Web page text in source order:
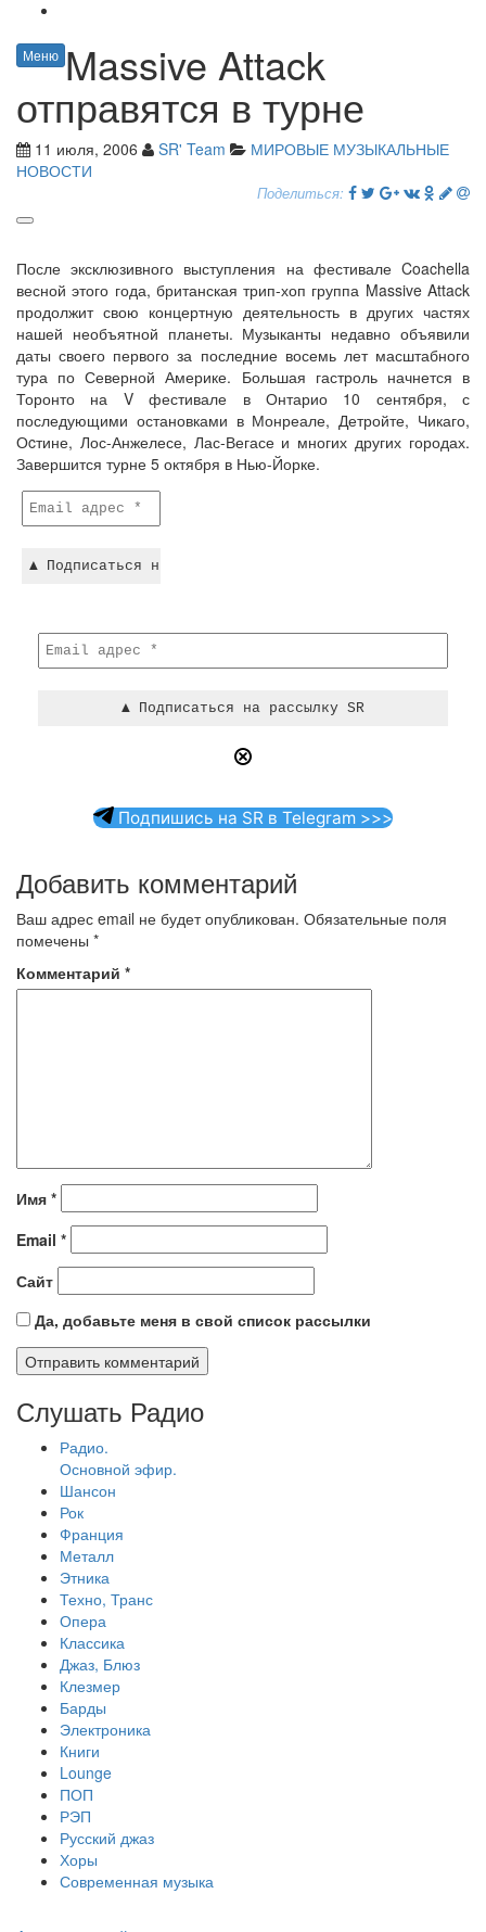
Меню Massive Attack
отправятся в турне
11 июля, 2006 SR' Team
МИРОВЫЕ МУЗЫКАЛЬНЫЕ
НОВОСТИ
Поделиться:
После эксклюзивного выступления на фестивале Coachella
весной этого года, британская трип-хоп группа Massive Attack
продолжит свою концертную деятельность в других частях
нашей необъятной планеты. Музыканты недавно объявили
даты своего первого за последние восемь лет масштабного
тура по Северной Америке. Большая гастроль начнется в
Торонто на V фестивале в Онтарио 10 сентября, с
последующими остановками в Монреале, Детройте, Чикаго,
Оcтине, Лос-Анжелесе, Лас-Вегасе и многих других городах.
Завершится турне 5 октября в Нью-Йорке.
Подпишись на SR в Telegram >>>
Добавить комментарий
Ваш адрес email не будет опубликован. Обязательные поля
помечены *
Комментарий *
Имя *
Email *
Сайт
Да, добавьте меня в свой список рассылки
Слушать Радио
Радио.
Основной эфир.
Шансон
Рок
Франция
Металл
Этника
Техно, Транс
Опера
Классика
Джаз, Блюз
Клезмер
Барды
Электроника
Книги
Lounge
ПОП
РЭП
Русский джаз
Хоры
Современная музыка